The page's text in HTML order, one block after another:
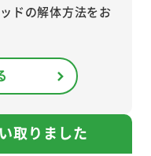
ドの解体方法をお
取りました